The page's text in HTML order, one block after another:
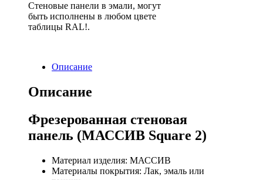
Стеновые панели в эмали, могут
быть исполнены в любом цвете
таблицы RAL!.
Описание
Описание
Фрезерованная стеновая
панель (МАССИВ Square 2)
Материал изделия: МАССИВ
Материалы покрытия: Лак, эмаль или